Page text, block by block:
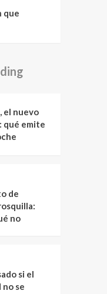
que
el nuevo
qué emite
de
no
si el
no se